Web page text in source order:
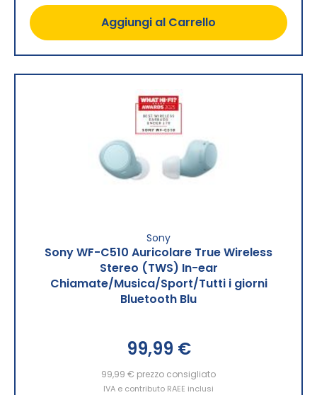
Aggiungi al Carrello
Sony
Sony WF-C510 Auricolare True Wireless
Stereo (TWS) In-ear
Chiamate/Musica/Sport/Tutti i giorni
Bluetooth Blu
99,99 €
99,99 € prezzo consigliato
IVA e contributo RAEE inclusi